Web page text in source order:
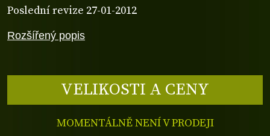
Rozšířený popis
Poslední revize 27-01-2012
VELIKOSTI A CENY
MOMENTÁLNĚ NENÍ V PRODEJI